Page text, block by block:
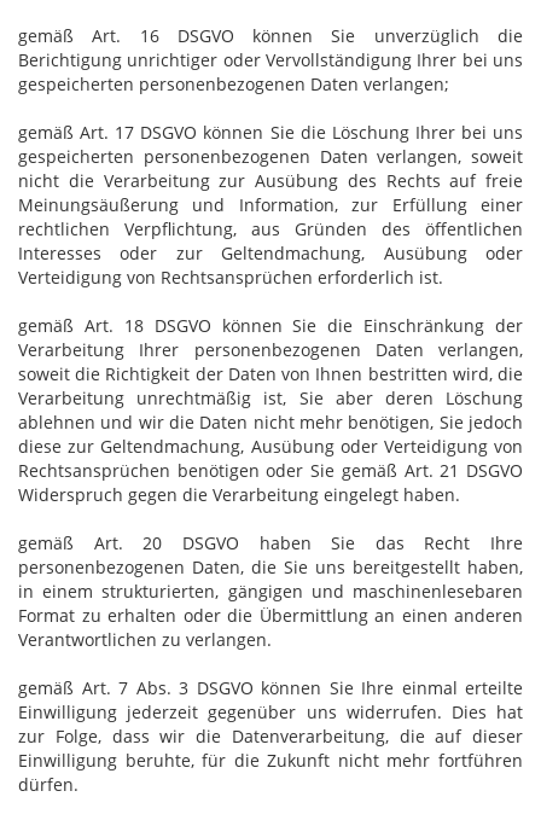
gemäß Art. 16 DSGVO können Sie unverzüglich die
Berichtigung unrichtiger oder Vervollständigung Ihrer bei uns
gespeicherten personenbezogenen Daten verlangen;
gemäß Art. 17 DSGVO können Sie die Löschung Ihrer bei uns
gespeicherten personenbezogenen Daten verlangen, soweit
nicht die Verarbeitung zur Ausübung des Rechts auf freie
Meinungsäußerung und Information, zur Erfüllung einer
rechtlichen Verpflichtung, aus Gründen des öffentlichen
Interesses oder zur Geltendmachung, Ausübung oder
Verteidigung von Rechtsansprüchen erforderlich ist.
gemäß Art. 18 DSGVO können Sie die Einschränkung der
Verarbeitung Ihrer personenbezogenen Daten verlangen,
soweit die Richtigkeit der Daten von Ihnen bestritten wird, die
Verarbeitung unrechtmäßig ist, Sie aber deren Löschung
ablehnen und wir die Daten nicht mehr benötigen, Sie jedoch
diese zur Geltendmachung, Ausübung oder Verteidigung von
Rechtsansprüchen benötigen oder Sie gemäß Art. 21 DSGVO
Widerspruch gegen die Verarbeitung eingelegt haben.
gemäß Art. 20 DSGVO haben Sie das Recht Ihre
personenbezogenen Daten, die Sie uns bereitgestellt haben,
in einem strukturierten, gängigen und maschinenlesebaren
Format zu erhalten oder die Übermittlung an einen anderen
Verantwortlichen zu verlangen.
gemäß Art. 7 Abs. 3 DSGVO können Sie Ihre einmal erteilte
Einwilligung jederzeit gegenüber uns widerrufen. Dies hat
zur Folge, dass wir die Datenverarbeitung, die auf dieser
Einwilligung beruhte, für die Zukunft nicht mehr fortführen
dürfen.